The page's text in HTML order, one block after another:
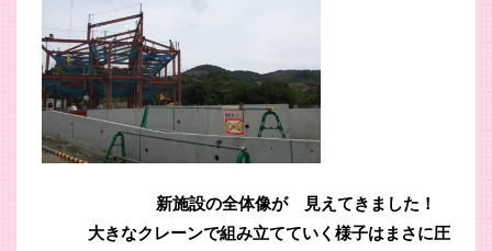
新施設の全体像が 見えてきました！
大きなクレーンで組み立てていく様子はまさに圧